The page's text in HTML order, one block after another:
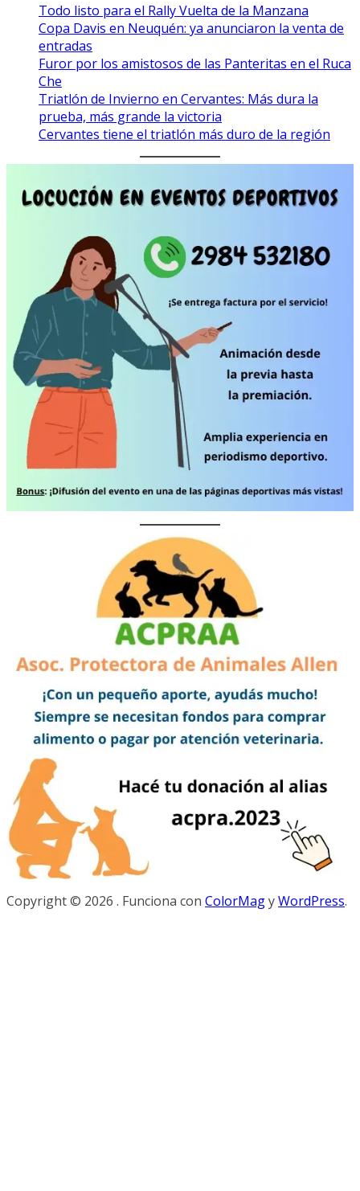
Todo listo para el Rally Vuelta de la Manzana
Copa Davis en Neuquén: ya anunciaron la venta de
entradas
Furor por los amistosos de las Panteritas en el Ruca
Che
Triatlón de Invierno en Cervantes: Más dura la
prueba, más grande la victoria
Cervantes tiene el triatlón más duro de la región
Copyright © 2026 . Funciona con ColorMagyWordPress.